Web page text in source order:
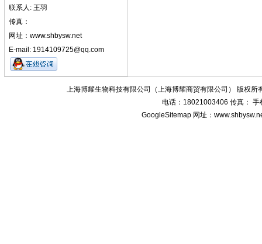
联系人: 王羽
传真：
网址：www.shbysw.net
E-mail: 1914109725@qq.com
上海博耀生物科技有限公司（上海博耀商贸有限公司） 版权所
电话：18021003406 传真： 手
GoogleSitemap 网址：